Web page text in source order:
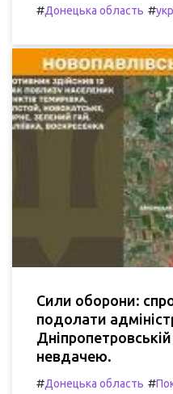
#Донецька область #
Сили оборони:
подолати
невдачею.
#Донецька область #